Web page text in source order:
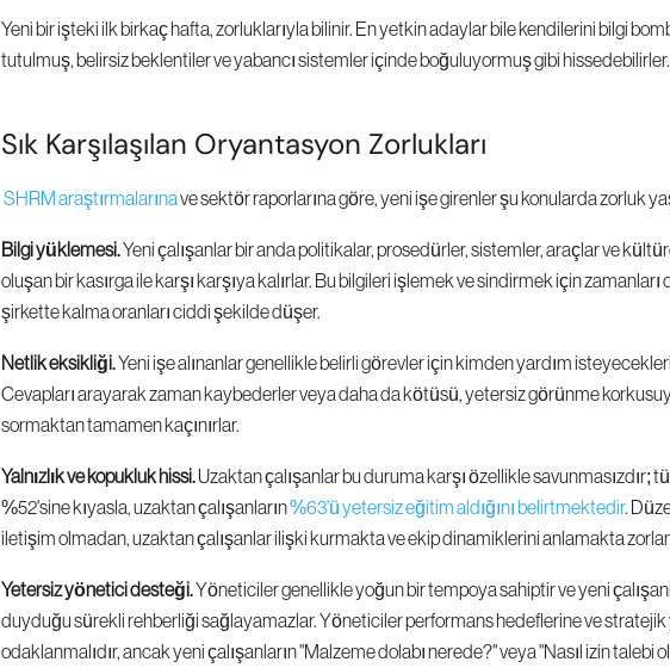
Yeni bir işteki ilk birkaç hafta, zorluklarıyla bilinir. En yetkin adaylar bile kendilerini bilgi
tutulmuş, belirsiz beklentiler ve yabancı sistemler içinde boğuluyormuş gibi hissedebilirler.
Sık Karşılaşılan Oryantasyon Zorlukları
SHRM araştırmalarına ve sektör raporlarına göre, yeni işe girenler şu konularda zorluk
Bilgi yüklemesi. Yeni çalışanlar bir anda politikalar, prosedürler, sistemler, araçlar ve
oluşan bir kasırga ile karşı karşıya kalırlar. Bu bilgileri işlemek ve sindirmek için zamanları
şirkette kalma oranları ciddi şekilde düşer.
Netlik eksikliği. Yeni işe alınanlar genellikle belirli görevler için kimden yardım
Cevapları arayarak zaman kaybederler veya daha da kötüsü, yetersiz görünme
sormaktan tamamen kaçınırlar.
Yalnızlık ve kopukluk hissi. Uzaktan çalışanlar bu duruma karşı özellikle savunmasızdır;
%52'sine kıyasla, uzaktan çalışanların %63'ü yetersiz eğitim aldığını belirtmektedir.
iletişim olmadan, uzaktan çalışanlar ilişki kurmakta ve ekip dinamiklerini anlamakta
Yetersiz yönetici desteği. Yöneticiler genellikle yoğun bir tempoya sahiptir ve yeni
duyduğu sürekli rehberliği sağlayamazlar. Yöneticiler performans hedeflerine ve
odaklanmalıdır, ancak yeni çalışanların "Malzeme dolabı nerede?" veya "Nasıl izin talebi